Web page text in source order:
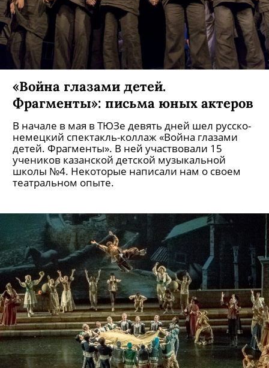
«Война глазами детей.
Фрагменты»: письма юных актеров
В начале в мая в ТЮЗе девять дней шел русско-
немецкий спектакль-коллаж «Война глазами
детей. Фрагменты». В ней участвовали 15
учеников казанской детской музыкальной
школы №4. Некоторые написали нам о своем
театральном опыте.